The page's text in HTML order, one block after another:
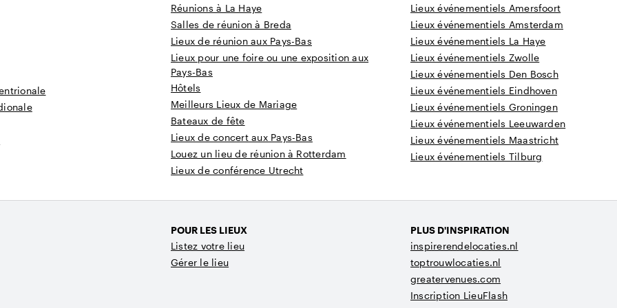
Réunions à La Haye
Salles de réunion à Breda
Lieux de réunion aux Pays-Bas
Lieux pour une foire ou une exposition aux
Pays-Bas
Hôtels
Meilleurs Lieux de Mariage
Bateaux de fête
Lieux de concert aux Pays-Bas
Louez un lieu de réunion à Rotterdam
Lieux de conférence Utrecht
Lieux événementiels Amersfoort
Lieux événementiels Amsterdam
Lieux événementiels La Haye
Lieux événementiels Zwolle
Lieux événementiels Den Bosch
Lieux événementiels Eindhoven
Lieux événementiels Groningen
Lieux événementiels Leeuwarden
Lieux événementiels Maastricht
Lieux événementiels Tilburg
POUR LES LIEUX
Listez votre lieu
Gérer le lieu
PLUS D'INSPIRATION
inspirerendelocaties.nl
toptrouwlocaties.nl
greatervenues.com
Inscription LieuFlash